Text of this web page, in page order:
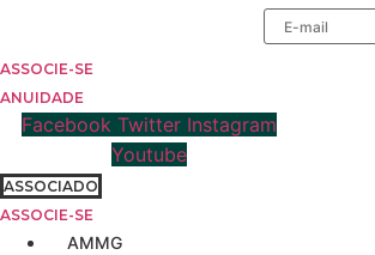
o
conteúdo
ASSOCIE-SE
ANUIDADE
Facebook Twitter Instagram
Youtube
ASSOCIADO
ASSOCIE-SE
AMMG